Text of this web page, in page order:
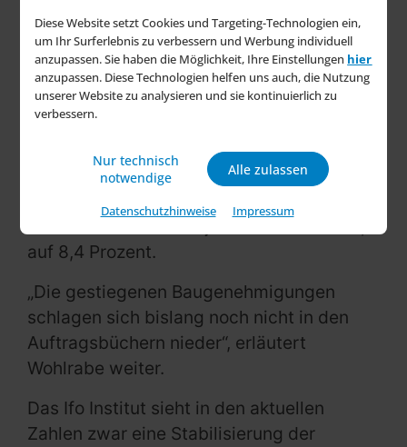
Diese Website setzt Cookies und Targeting-Technologien ein,
um Ihr Surferlebnis zu verbessern und Werbung individuell
anzupassen. Sie haben die Möglichkeit, Ihre Einstellungen hier
anzupassen. Diese Technologien helfen uns auch, die Nutzung
unserer Website zu analysieren und sie kontinuierlich zu
verbessern.
Nur technisch
notwendige
Alle zulassen
Datenschutzhinweise Impressum
scheint durchschritten.“
Trotz dieser positiven Entwicklung bleibt
die Auftragslage angespannt. Der Anteil
der Unternehmen, die über
Auftragsmangel klagen, stieg leicht von
45,7 auf 46,7 Prozent. Auch die
Stornierungsquote liegt weiterhin auf
auf 8,4 Prozent.
„Die gestiegenen Baugenehmigungen
schlagen sich bislang noch nicht in den
Auftragsbüchern nieder“, erläutert
Wohlrabe weiter.
Das Ifo Institut sieht in den aktuellen
Zahlen zwar eine Stabilisierung der